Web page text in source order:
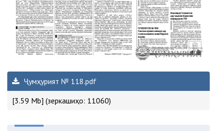
Ҷумҳурият № 118.pdf
[3.59 Mb] (зеркашиҳо: 11060)